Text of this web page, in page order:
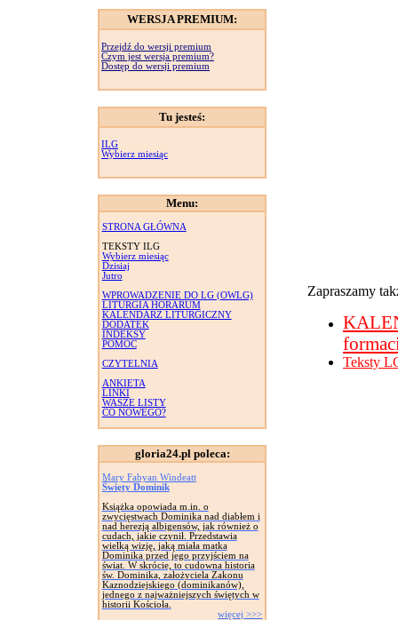
WERSJA PREMIUM:
Przejdź do wersji premium
Czym jest wersja premium?
Dostęp do wersji premium
Tu jesteś:
ILG
Wybierz miesiąc
Menu:
STRONA GŁÓWNA
TEKSTY ILG
Wybierz miesiąc
Dzisiaj
Jutro
WPROWADZENIE DO LG (OWLG)
LITURGIA HORARUM
KALENDARZ LITURGICZNY
DODATEK
INDEKSY
POMOC
CZYTELNIA
ANKIETA
LINKI
WASZE LISTY
CO NOWEGO?
gloria24.pl poleca:
Mary Fabyan Windeatt
Święty Dominik
Książka opowiada m.in. o
zwycięstwach Dominika nad diabłem i
nad herezją albigensów, jak również o
cudach, jakie czynił. Przedstawia
wielką wizję, jaką miała matka
Dominika przed jego przyjściem na
świat. W skrócie, to cudowna historia
św. Dominika, założyciela Zakonu
Kaznodziejskiego (dominikanów),
jednego z najważniejszych świętych w
historii Kościoła.
więcej >>>
Zapraszamy
Teksty